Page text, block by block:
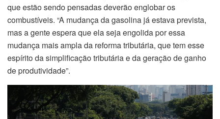
que estão sendo pensadas deverão englobar os
combustíveis. “A mudança da gasolina já estava prevista,
mas a gente espera que ela seja engolida por essa
mudança mais ampla da reforma tributária, que tem esse
espírito da simplificação tributária e da geração de ganho
de produtividade”.